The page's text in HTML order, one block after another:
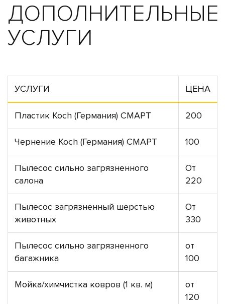
ДОПОЛНИТЕЛЬНЫЕ
УСЛУГИ
УСЛУГИ ЦЕНА
Пластик Koch (Германия) СМАРТ 200
Чернение Koch (Германия) СМАРТ 100
Пылесос сильно загрязненного
салона
От
220
Пылесос загрязненный шерстью
животных
От
330
Пылесос сильно загрязненного
багажника
от
100
Мойка/химчистка ковров (1 кв. м)
от
120